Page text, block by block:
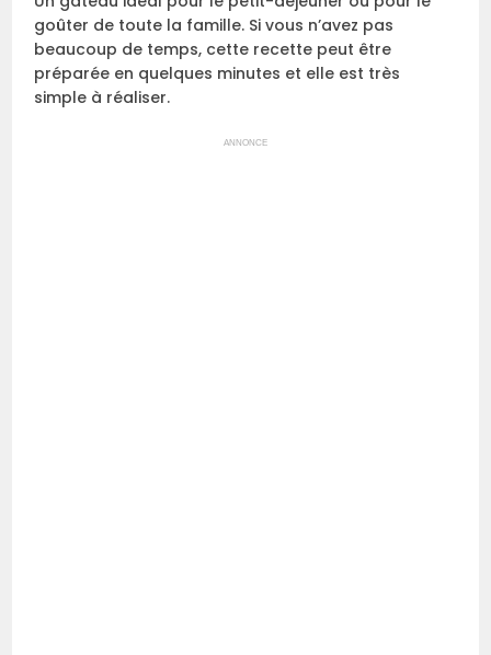
goûter de toute la famille. Si vous n’avez pas
beaucoup de temps, cette recette peut être
préparée en quelques minutes et elle est très
simple à réaliser.
ANNONCE